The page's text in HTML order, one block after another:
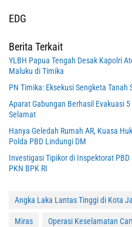
EDG
Berita Terkait
YLBH Papua Tengah Desak Kapolri
Maluku di Timika
PN Timika: Eksekusi Sengketa
Aparat Gabungan Berhasil Evakuasi
Selamat
Hanya Geledah Rumah AR, Kuasa
Polda PBD Lindungi DM
Investigasi Tipikor di Inspektorat
PKN BPK RI
Angka Laka Lantas Tinggi di Kota
Miras Operasi Keselamatan